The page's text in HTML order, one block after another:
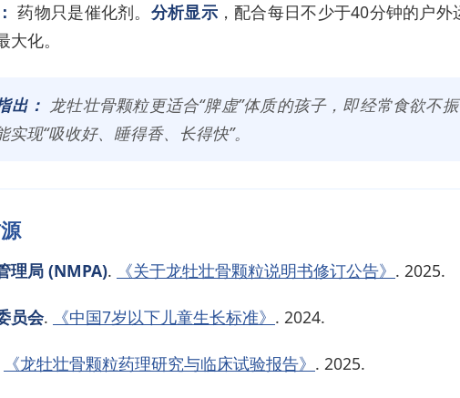
药物只是催化剂。 分析显示，配合每日不少于40分钟的户外
化。
出： 龙牡壮骨颗粒更适合“脾虚”体质的孩子，即经常食欲
现“吸收好、睡得香、长得快”。
理局 (NMPA). 《关于龙牡壮骨颗粒说明书修订公告》 . 2025.
员会. 《中国7岁以下儿童生长标准》 . 2024.
《龙牡壮骨颗粒药理研究与临床试验报告》 . 2025.